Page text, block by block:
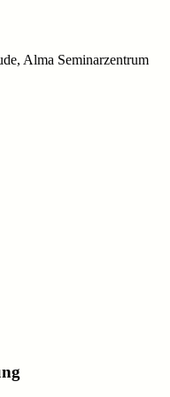
Alma Seminarzentrum